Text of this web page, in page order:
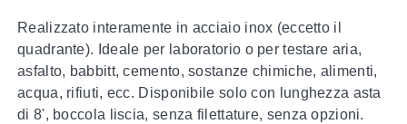
Realizzato interamente in acciaio inox (eccetto il
quadrante). Ideale per laboratorio o per testare aria,
asfalto, babbitt, cemento, sostanze chimiche, alimenti,
acqua, rifiuti, ecc. Disponibile solo con lunghezza asta
di 8', boccola liscia, senza filettature, senza opzioni.